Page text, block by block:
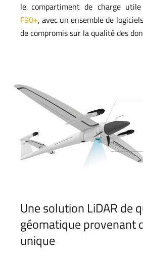
le compartiment de charge
F90+, avec un ensemble de
de compromis sur la qualité des
Une solution LiDAR de
géomatique provenant
unique